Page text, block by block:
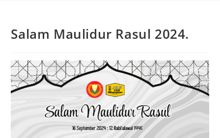
Salam Maulidur Rasul 2024.